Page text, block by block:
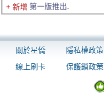
+ 新增 第一版推出.
關於星僑 隱私權政策
線上刷卡
保護鎖政策